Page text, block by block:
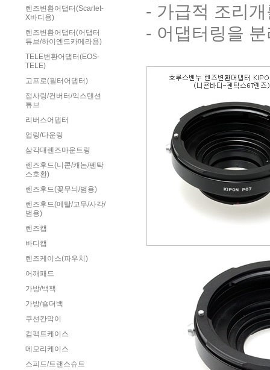
렌즈변환어댑터(Scarlet-
X바디용)
렌즈변환어댑터(어댑터
튜브/하이엔드카메라용)
TELE변환어댑터(EOS-
TELE)
고프로(필터어댑터)
접사링/컨버터/익스텐션
튜브
리버스어댑터
업링/다운링
삼각대렌즈마운트링
렌즈후드(니콘/캐논/펜탁
스호환)
렌즈후드(꽃무늬/범용)
렌즈후드(메탈/고무/사각/
범용)
렌즈캡
바디캡
렌즈케이스(파우치)
어깨패드
가방/백팩
가방/숄더백
쿠션칸막이
컴팩트케이스
메모리케이스
스피드/트랜스슈트
- 가급적 조리
- 어댑터링을